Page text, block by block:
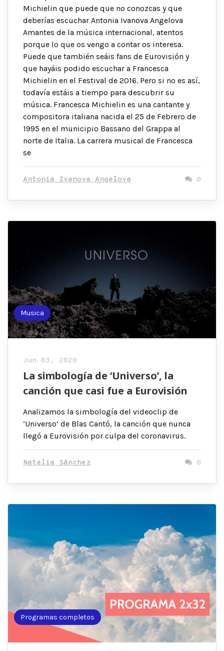
Michielin que puede que no conozcas y que
deberías escuchar Antonia Ivanova Angelova
Amantes de la música internacional, atentos
porque lo que os vengo a contar os interesa.
Puede que también seáis fans de Eurovisión y
que hayáis podido escuchar a Francesca
Michielin en el Festival de 2016. Pero si no es así,
todavía estáis a tiempo para descubrir su
música. Francesca Michielin es una cantante y
compositora italiana nacida el 25 de Febrero de
1995 en el municipio Bassano del Grappa al
norte de Italia. La carrera musical de Francesca
se
Antonia Ivanova Angelova 0
Musica
Jun 03, 2020
La simbología de ‘Universo’, la
canción que casi fue a Eurovisión
Analizamos la simbología del videoclip de
‘Universo’ de Blas Cantó, la canción que nunca
llegó a Eurovisión por culpa del coronavirus.
Natalia Sánchez 0
Programas completos